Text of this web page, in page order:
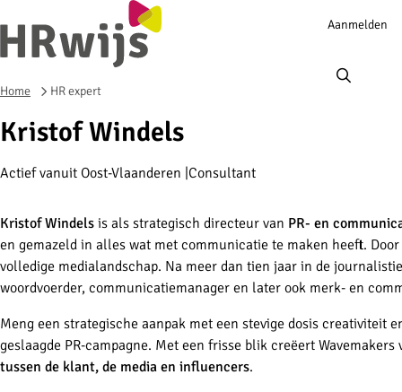
Account
Aanmelden
Home HR expert
Kristof Windels
Actief vanuit Oost-Vlaanderen Consultant
Kristof Windels is als strategisch directeur van PR- en
en gemazeld in alles wat met communicatie te maken heeft.
volledige medialandschap. Na meer dan tien jaar in de
woordvoerder, communicatiemanager en later ook merk- en
Meng een strategische aanpak met een stevige dosis creativiteit
geslaagde PR-campagne. Met een frisse blik creëert
tussen de klant, de media en influencers.